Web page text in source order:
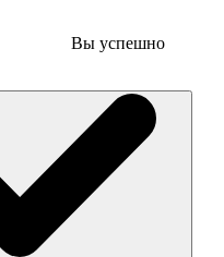
Вы успешно